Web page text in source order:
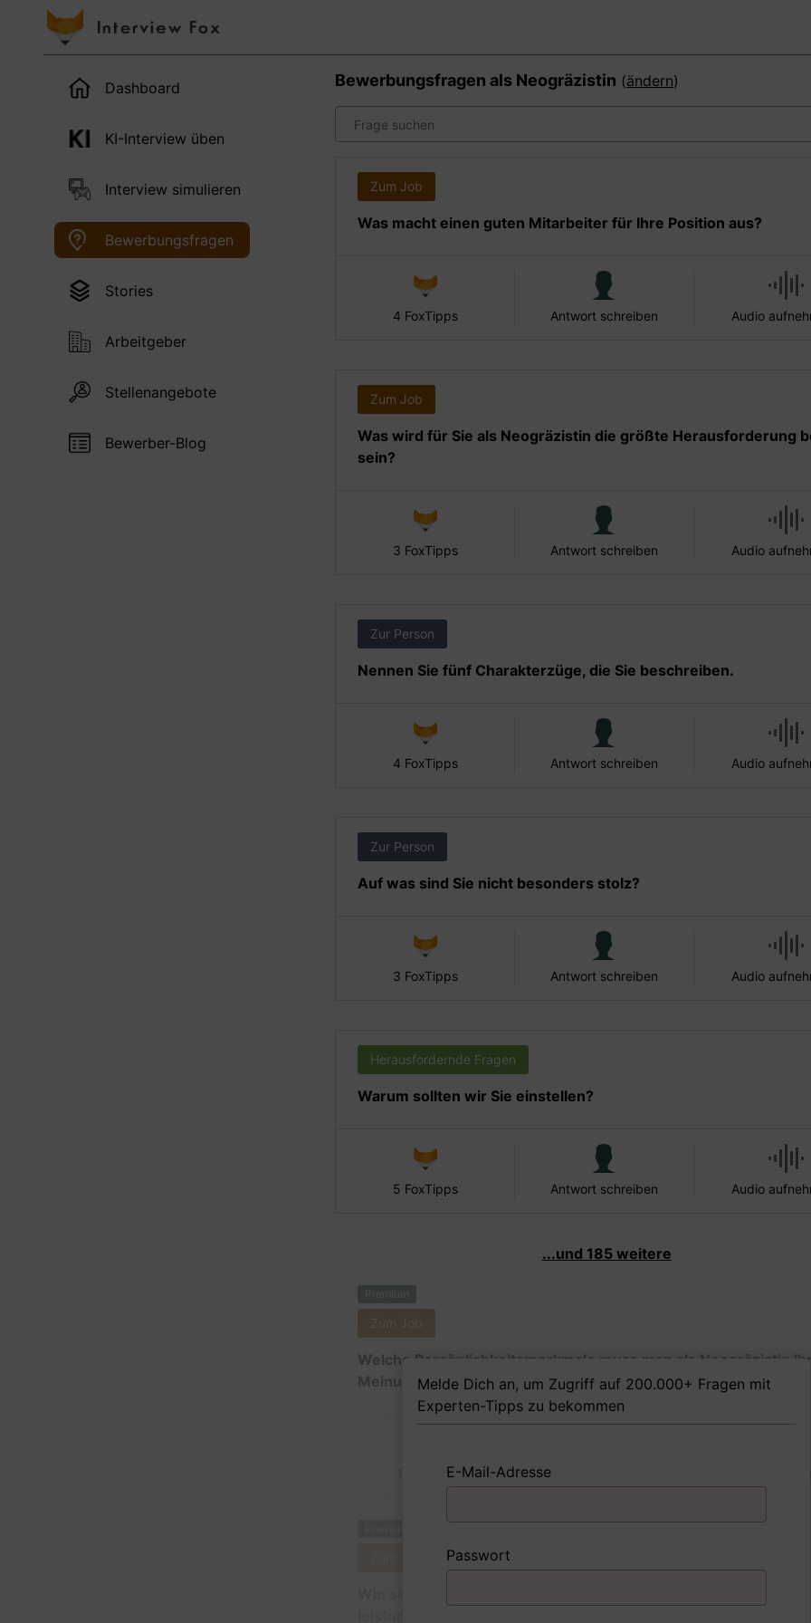
Dashboard
KI-Interview üben
Interview simulieren
Bewerbungsfragen
Stories
Arbeitgeber
Stellenangebote
Bewerber-Blog
Bewerbungsfragen als Neogräzistin (ändern)
Zum Job
Was macht einen guten Mitarbeiter für Ihre Position aus?
4 FoxTipps Antwort schreiben Audio
Zum Job
Was wird für Sie als Neogräzistin die größte Herausforderung
sein?
3 FoxTipps Antwort schreiben Audio
Zur Person
Nennen Sie fünf Charakterzüge, die Sie beschreiben.
4 FoxTipps Antwort schreiben Audio
Zur Person
Auf was sind Sie nicht besonders stolz?
3 FoxTipps Antwort schreiben Audio
Herausfordernde Fragen
Warum sollten wir Sie einstellen?
5 FoxTipps Antwort schreiben Audio
...und 185 weitere
Premium
Zum Job
Welche Persönlichkeitsmerkmale muss man als Neogräzistin
Meinung nach besitzen, um in dem Job erfolgreich zu sein?
1 FoxTipp Antwort schreiben
Melde Dich an, um Zugriff auf 200.000+ Fragen mit
Experten-Tipps zu bekommen
E-Mail-Adresse
Passwort